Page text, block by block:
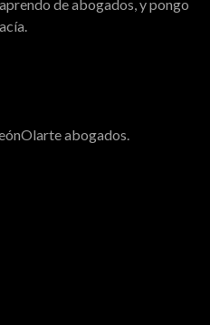
de abogados, y pongo
abogados.